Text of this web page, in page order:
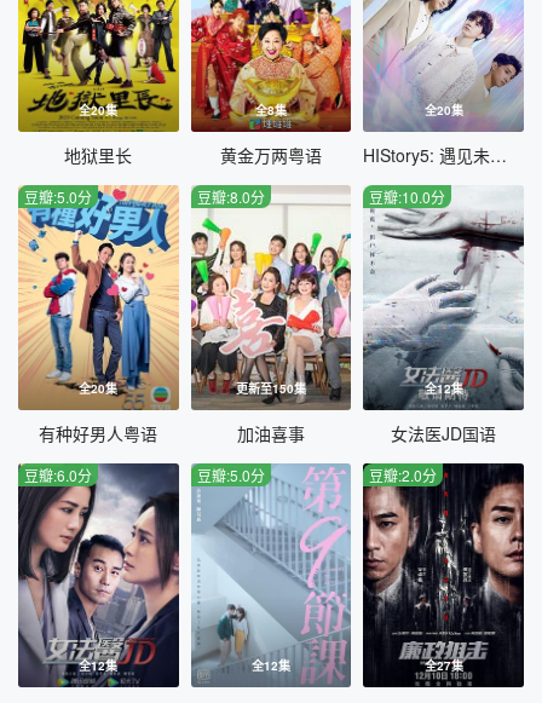
全20集
地狱里长
全8集
黄金万两粤语
全20集
HIStory5: 遇见未来的你
全20集
豆瓣:5.0分
有种好男人粤语
更新至150集
豆瓣:8.0分
加油喜事
全12集
豆瓣:10.0分
女法医JD国语
全12集
豆瓣:6.0分
全12集
豆瓣:5.0分
全27集
豆瓣:2.0分